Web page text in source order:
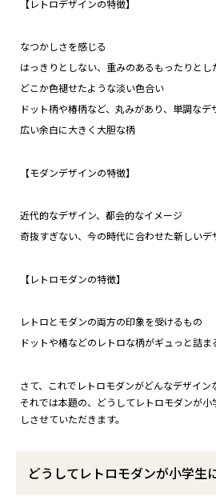
【レトロデザインの特徴】
なつかしさを感じる
はっきりとしない、重みのあるもったりとし
どこか色褪せたような淡い色合い
ドット柄や椿柄など、丸みがあり、単調なデ
広い余白に大きく大胆な柄
【モダンデザインの特徴】
近代的なデザイン、都会的なイメージ
奇抜すぎない、今の時代に合わせた新しいデ
【レトロモダンの特徴】
レトロとモダンの両方の印象を受けるもの
ドットや椿などのレトロな柄がギュっと詰ま
さて、これでレトロモダンがどんなデザイン
それでは本題の、どうしてレトロモダンが
しさせていただきます。
どうしてレトロモダンが小学生